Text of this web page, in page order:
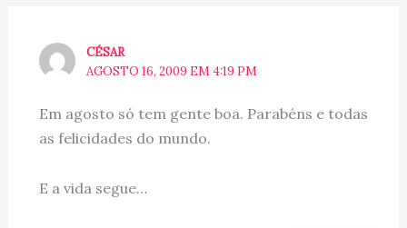
CÉSAR
AGOSTO 16, 2009 EM 4:19 PM
Em agosto só tem gente boa. Parabéns e todas
as felicidades do mundo.
E a vida segue…